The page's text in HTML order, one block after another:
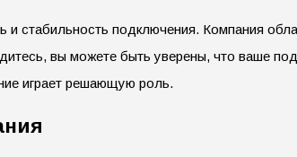
стабильность подключения. Компания
вы можете быть уверены, что ваше
играет решающую роль.